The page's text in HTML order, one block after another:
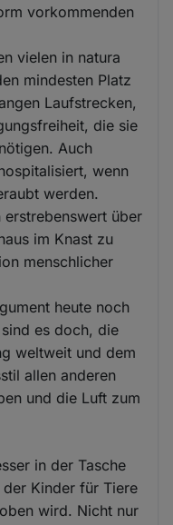
vorkommenden
vielen in natura
mindesten Platz
Laufstrecken,
die sie
Auch
wenn
werden.
über
im Knast zu
menschlicher
heute noch
es doch, die
weltweit und dem
allen anderen
und die Luft zum
in der Tasche
Kinder für Tiere
wird. Nicht nur